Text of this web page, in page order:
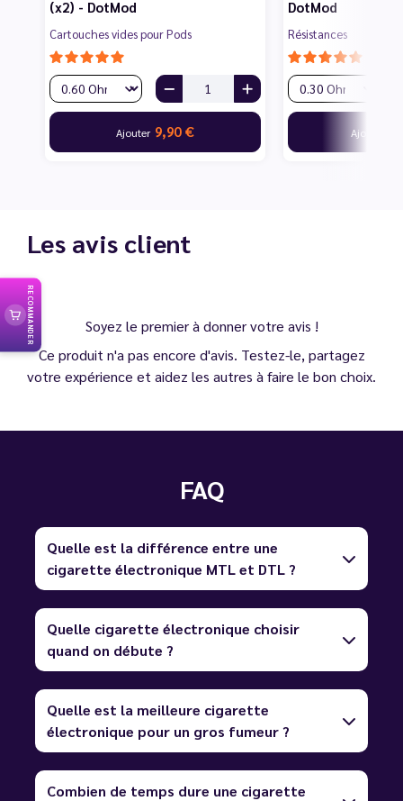
(x2) - DotMod
Cartouches vides pour Pods
Ajouter 9,90 €
DotMod
Résistances
Ajouter
Les avis client
Soyez le premier à donner votre avis !
Ce produit n'a pas encore d'avis. Testez-le, partagez
votre expérience et aidez les autres à faire le bon choix.
FAQ
Quelle est la différence entre une
cigarette électronique MTL et DTL ?
Quelle cigarette électronique choisir
quand on débute ?
Quelle est la meilleure cigarette
électronique pour un gros fumeur ?
Combien de temps dure une cigarette
RECOMMANDER